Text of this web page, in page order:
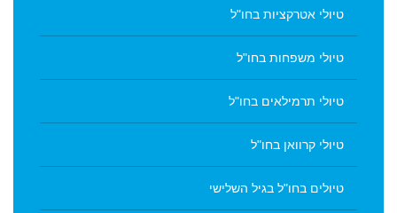
טיולי אטרקציות בחו"ל
טיולי משפחות בחו"ל
טיולי תרמילאים בחו"ל
טיולי קרוואן בחו"ל
טיולים בחו"ל בגיל השלישי